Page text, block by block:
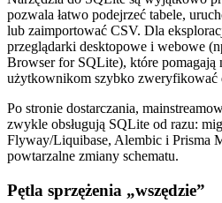
pozwala łatwo podejrzeć tabele,
lub zaimportować CSV. Dla
przeglądarki desktopowe i webowe
Browser for SQLite), które pomagają
użytkownikom szybko zweryfikować
Po stronie dostarczania,
zwykle obsługują SQLite od razu:
Flyway/Liquibase, Alembic i Prisma
powtarzalne zmiany schematu.
Pętla sprzężenia „wszędzie”